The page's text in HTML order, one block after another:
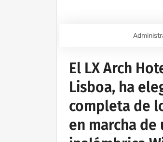
El LX Arch
Lisboa, ha
completa de
en marcha